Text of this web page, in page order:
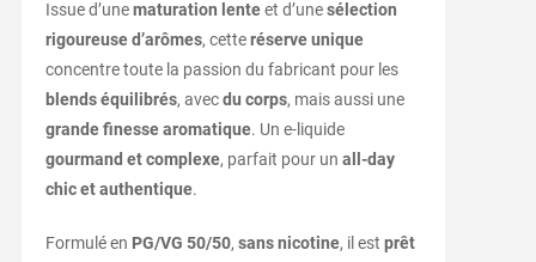
Issue d’unematuration lenteet d’unesélection
rigoureuse d’arômes, cetteréserve unique
concentre toute la passion du fabricant pour les
blends équilibrés, avecdu corps, mais aussi une
grande finesse aromatique. Un e-liquide
gourmand et complexe, parfait pour un all-day
chic et authentique.
Formulé en PG/VG 50/50, sans nicotine, il est prêt